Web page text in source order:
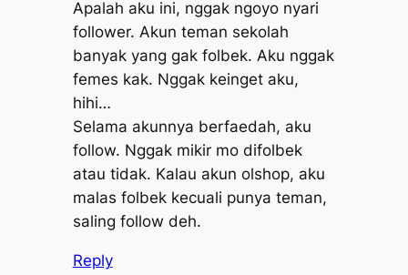
Apalah aku ini, nggak ngoyo nyari
follower. Akun teman sekolah
banyak yang gak folbek. Aku nggak
femes kak. Nggak keinget aku,
hihi…
Selama akunnya berfaedah, aku
follow. Nggak mikir mo difolbek
atau tidak. Kalau akun olshop, aku
malas folbek kecuali punya teman,
saling follow deh.
Reply